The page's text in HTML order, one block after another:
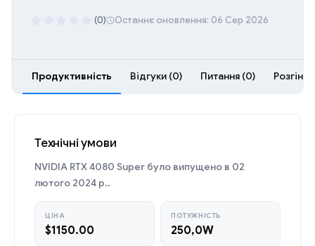
(0) Останнє оновлення: 06 Сер 2026
Продуктивність Відгуки (0) Питання (0) Розгін
Технічні умови
NVIDIA RTX 4080 Super було випущено в 02
лютого 2024 р..
ЦІНА
$1150.00
ПОТУЖНІСТЬ
250,0W